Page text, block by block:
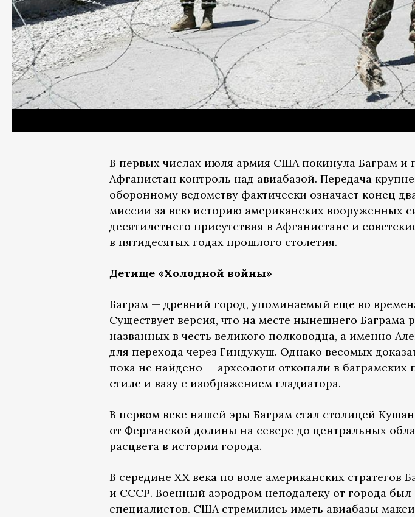
В первых числах июля армия США покинула Баграм и
Афганистан контроль над авиабазой. Передача
оборонному ведомству фактически означает конец
миссии за всю историю американских вооруженных
десятилетнего присутствия в Афганистане и
в пятидесятых годах прошлого столетия.
Детище «Холодной войны»
Баграм — древний город, упоминаемый еще во
Существует версия, что на месте нынешнего Баграма
названных в честь великого полководца, а именно
для перехода через Гиндукуш. Однако весомых
пока не найдено — археологи откопали в баграмских
стиле и вазу с изображением гладиатора.
В первом веке нашей эры Баграм стал столицей
от Ферганской долины на севере до центральных
расцвета в истории города.
В середине XX века по воле американских
и СССР. Военный аэродром неподалеку от города был
специалистов. США стремились иметь авиабазы